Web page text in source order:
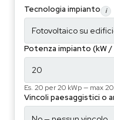
Tecnologia impianto i
Potenza impianto (kW /
Es. 20 per 20 kWp — max
Vincoli paesaggistici o